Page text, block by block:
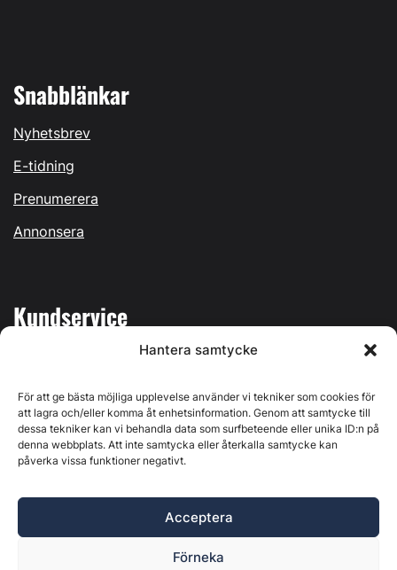
Hantera samtycke
För att ge bästa möjliga upplevelse använder vi tekniker som cookies för
att lagra och/eller komma åt enhetsinformation. Genom att samtycke till
dessa tekniker kan vi behandla data som surfbeteende eller unika ID:n på
denna webbplats. Att inte samtycka eller återkalla samtycke kan
påverka vissa funktioner negativt.
Acceptera
Förneka
Snabblänkar
Nyhetsbrev
E-tidning
Prenumerera
Annonsera
Kundservice
Kontakta oss
Östernäsvägen 1, 827 32 Ljusdal, org.nr: 556625-6425 -
Ansvarig utgivare: Henrik Ekberg. Innehållet på denna
webbplats är upphovsrättsligt skyddat. Ange källa vid citering.
Byggvärlden är en del avMarknadsdatagruppen